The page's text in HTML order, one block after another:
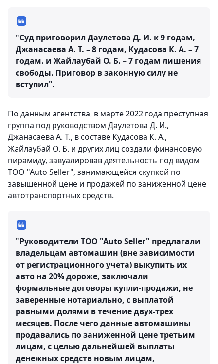
"Суд приговорил Даулетова Д. И. к 9 годам,
Джанасаева А. Т. – 8 годам, Кудасова К. А. – 7
годам. и Жайлаубай О. Б. – 7 годам лишения
свободы. Приговор в законную силу не
вступил".
По данным агентства, в марте 2022 года преступная
группа под руководством Даулетова Д. И.,
Джанасаева А. Т., в составе Кудасова К. А.,
Жайлаубай О. Б. и других лиц создали финансовую
пирамиду, завуалировав деятельность под видом
ТОО "Аuto Seller", занимающейся скупкой по
завышенной цене и продажей по заниженной цене
автотранспортных средств.
"Руководители ТОО "Аuto Seller" предлагали
владельцам автомашин (вне зависимости
от регистрационного учета) выкупить их
авто на 20% дороже, заключали
формальные договоры купли-продажи, не
заверенные нотариально, с выплатой
равными долями в течение двух-трех
месяцев. После чего данные автомашины
продавались по заниженной цене третьим
лицам, с целью дальнейшей выплаты
денежных средств новым лицам,